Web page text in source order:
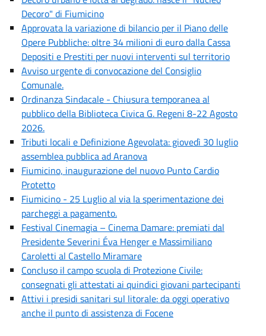
Decoro" di Fiumicino
Approvata la variazione di bilancio per il Piano delle
Opere Pubbliche: oltre 34 milioni di euro dalla Cassa
Depositi e Prestiti per nuovi interventi sul territorio
Avviso urgente di convocazione del Consiglio
Comunale.
Ordinanza Sindacale - Chiusura temporanea al
pubblico della Biblioteca Civica G. Regeni 8-22 Agosto
2026.
Tributi locali e Definizione Agevolata: giovedì 30 luglio
assemblea pubblica ad Aranova
Fiumicino, inaugurazione del nuovo Punto Cardio
Protetto
Fiumicino - 25 Luglio al via la sperimentazione dei
parcheggi a pagamento.
Festival Cinemagia – Cinema Damare: premiati dal
Presidente Severini Éva Henger e Massimiliano
Caroletti al Castello Miramare
Concluso il campo scuola di Protezione Civile:
consegnati gli attestati ai quindici giovani partecipanti
Attivi i presidi sanitari sul litorale: da oggi operativo
anche il punto di assistenza di Focene